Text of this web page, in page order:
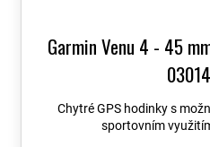
Garmin Venu 4 - 45
Chytré GPS hodinky s
sportovním